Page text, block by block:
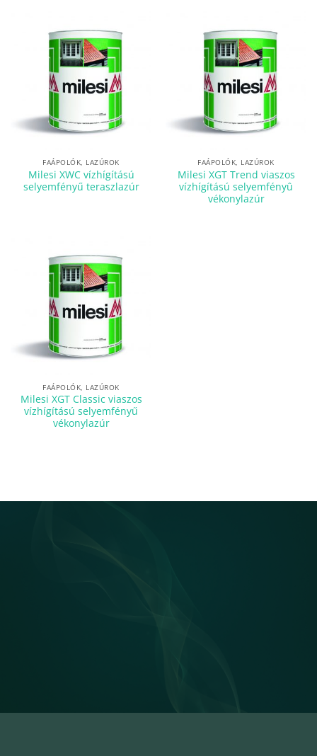
FAÁPOLÓK, LAZÚROK
Milesi XWC vízhígítású
selyemfényű teraszlazúr
FAÁPOLÓK, LAZÚROK
Milesi XGT Trend viaszos
vízhígítású selyemfényû
vékonylazúr
FAÁPOLÓK, LAZÚROK
Milesi XGT Classic viaszos
vízhígítású selyemfényű
vékonylazúr